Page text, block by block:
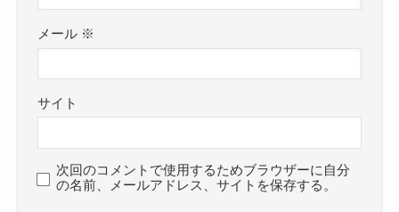
メール ※
サイト
次回のコメントで使用するためブラウザーに自分
の名前、メールアドレス、サイトを保存する。